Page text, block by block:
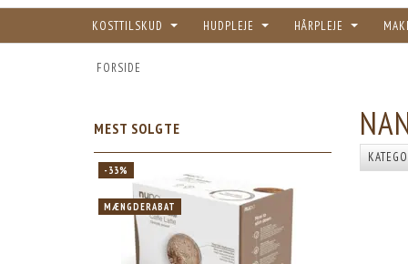
KOSTTILSKUD HUDPLEJE HÅRPLEJE
FORSIDE
MEST SOLGTE
-33%
MÆNGDERABAT
-33%